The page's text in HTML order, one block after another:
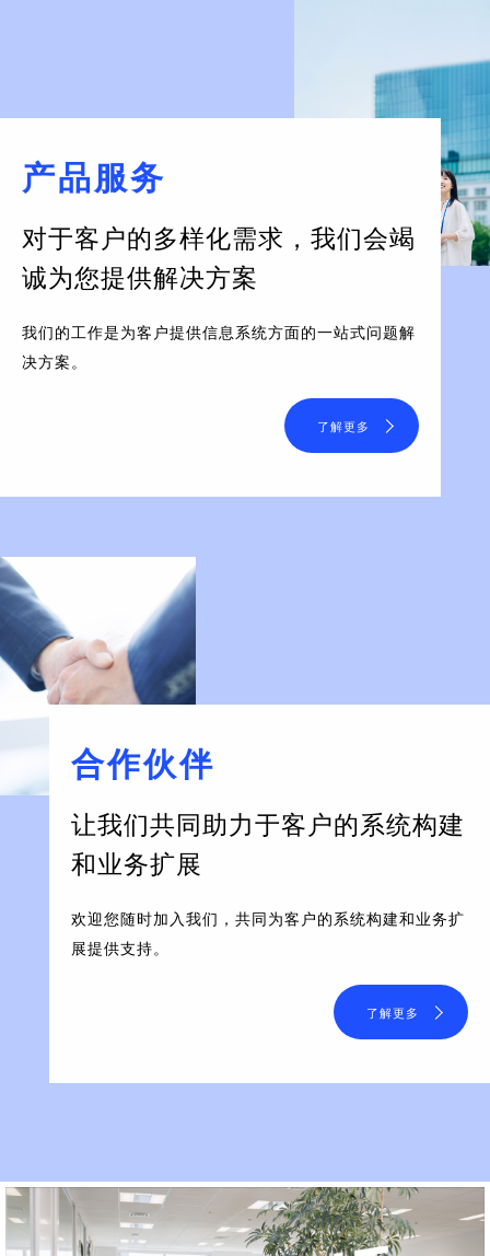
产品服务
对于客户的多样化需求， 我们会竭
诚为您提供解决方案
我们的工作是为客户提供信息系统方面的一站式问题解
决方案。
了解更多
合作伙伴
让我们共同助力于客户的系统构建
和业务扩展
欢迎您随时加入我们，共同为客户的系统构建和业务扩
展提供支持。
了解更多